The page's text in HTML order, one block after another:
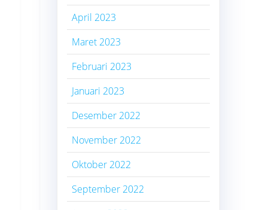
April 2023
Maret 2023
Februari 2023
Januari 2023
Desember 2022
November 2022
Oktober 2022
September 2022